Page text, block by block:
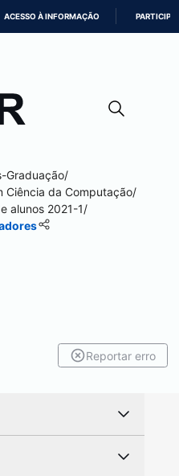
ACESSO À INFORMAÇÃO PARTICIPE
Graduação/
Ciência da Computação/
alunos 2021-1/
Reportar erro